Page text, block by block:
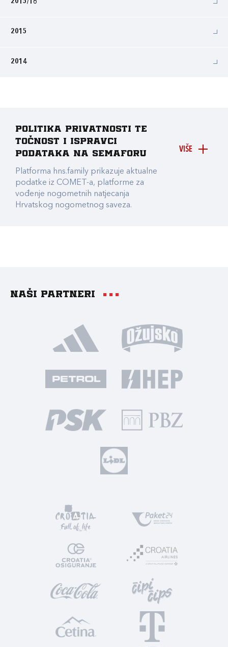
2015/16
2015
2014
VIŠE
Politika privatnosti te
točnost i ispravci
podataka na Semaforu
Platforma hns.family prikazuje aktualne
podatke iz COMET-a, platforme za
vođenje nogometnih natjecanja
Hrvatskog nogometnog saveza.
Naši partneri